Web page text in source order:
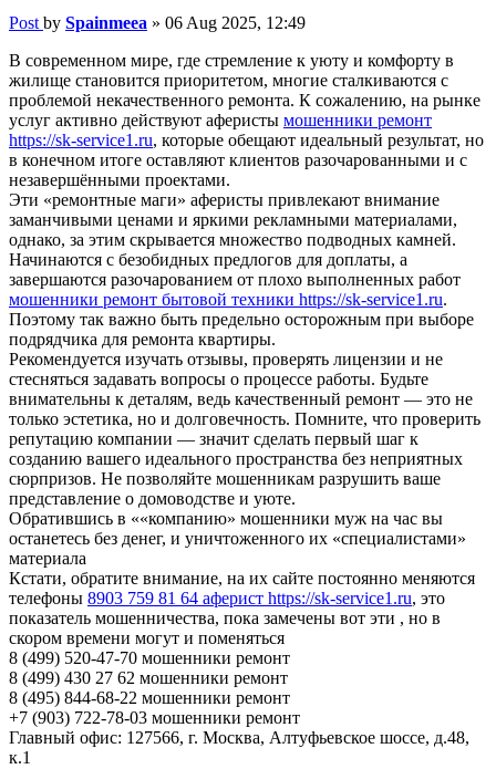
Post by Spainmeea » 06 Aug 2025, 12:49
В современном мире, где стремление к уюту и комфорту в
жилище становится приоритетом, многие сталкиваются с
проблемой некачественного ремонта. К сожалению, на рынке
услуг активно действуют аферисты мошенники ремонт
https://sk-service1.ru, которые обещают идеальный результат, но
в конечном итоге оставляют клиентов разочарованными и с
незавершёнными проектами.
Эти «ремонтные маги» аферисты привлекают внимание
заманчивыми ценами и яркими рекламными материалами,
однако, за этим скрывается множество подводных камней.
Начинаются с безобидных предлогов для доплаты, а
завершаются разочарованием от плохо выполненных работ
мошенники ремонт бытовой техники https://sk-service1.ru.
Поэтому так важно быть предельно осторожным при выборе
подрядчика для ремонта квартиры.
Рекомендуется изучать отзывы, проверять лицензии и не
стесняться задавать вопросы о процессе работы. Будьте
внимательны к деталям, ведь качественный ремонт — это не
только эстетика, но и долговечность. Помните, что проверить
репутацию компании — значит сделать первый шаг к
созданию вашего идеального пространства без неприятных
сюрпризов. Не позволяйте мошенникам разрушить ваше
представление о домоводстве и уюте.
Обратившись в ««компанию» мошенники муж на час вы
останетесь без денег, и уничтоженного их «специалистами»
материала
Кстати, обратите внимание, на их сайте постоянно меняются
телефоны 8903 759 81 64 аферист https://sk-service1.ru, это
показатель мошенничества, пока замечены вот эти , но в
скором времени могут и поменяться
8 (499) 520-47-70 мошенники ремонт
8 (499) 430 27 62 мошенники ремонт
8 (495) 844-68-22 мошенники ремонт
+7 (903) 722-78-03 мошенники ремонт
Главный офис: 127566, г. Москва, Алтуфьевское шоссе, д.48,
к.1